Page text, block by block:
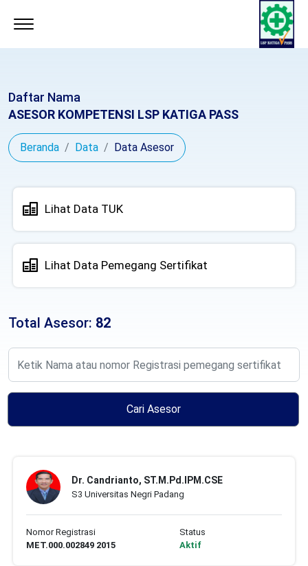
Daftar Nama
ASESOR KOMPETENSI LSP KATIGA PASS
Beranda Data Data Asesor
Lihat Data TUK
Lihat Data Pemegang Sertifikat
Total Asesor: 82
Cari Asesor
Dr. Candrianto, ST.M.Pd.IPM.CSE
S3 Universitas Negri Padang
Nomor Registrasi
MET.000.002849 2015
Status
Aktif